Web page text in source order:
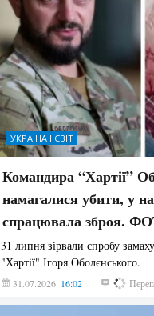
УКРАЇНА І СВІТ
Командира “Хартії”
намагалися убити, у
спрацювала зброя.
31 липня зірвали спробу
"Хартії" Ігоря Оболєнського.
31.07.2026 16:02 178